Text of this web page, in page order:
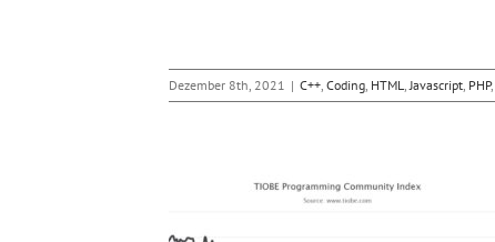
Dezember 8th, 2021 | C++, Coding, HTML,Javascript, PHP,